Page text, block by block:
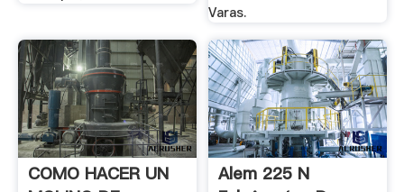
Varas.
COMO HACER UN
Alem 225 N